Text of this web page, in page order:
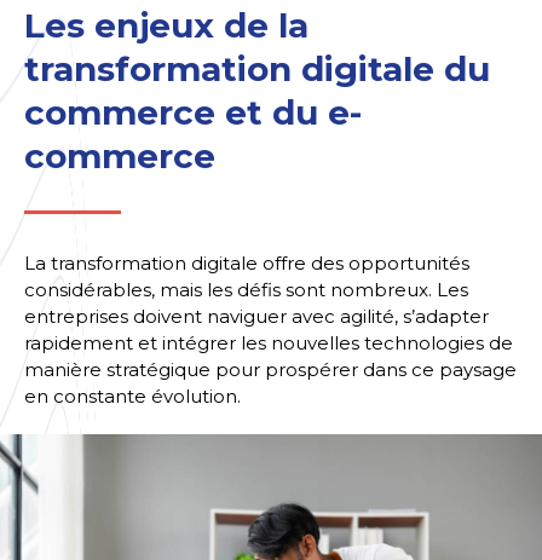
Les enjeux de la
transformation digitale du
commerce et du e-
commerce
La transformation digitale offre des opportunités
considérables, mais les défis sont nombreux. Les
entreprises doivent naviguer avec agilité, s’adapter
rapidement et intégrer les nouvelles technologies de
manière stratégique pour prospérer dans ce paysage
en constante évolution.